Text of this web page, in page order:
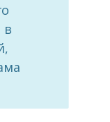
в